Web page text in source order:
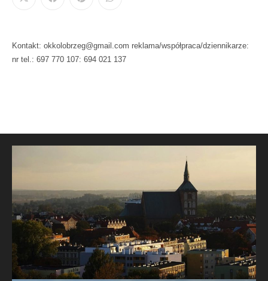
Kontakt: okkolobrzeg@gmail.com reklama/współpraca/dziennikarze:
nr tel.: 697 770 107: 694 021 137